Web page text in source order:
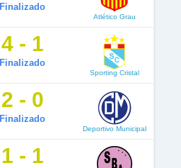
Finalizado
Atlético Grau
4 - 1
Finalizado
Sporting Cristal
2 - 0
Finalizado
Deportivo Municipal
1 - 1